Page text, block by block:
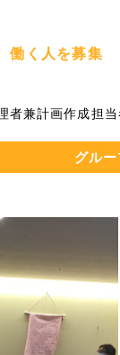
働く人を募集
者兼計画作成担当
グル